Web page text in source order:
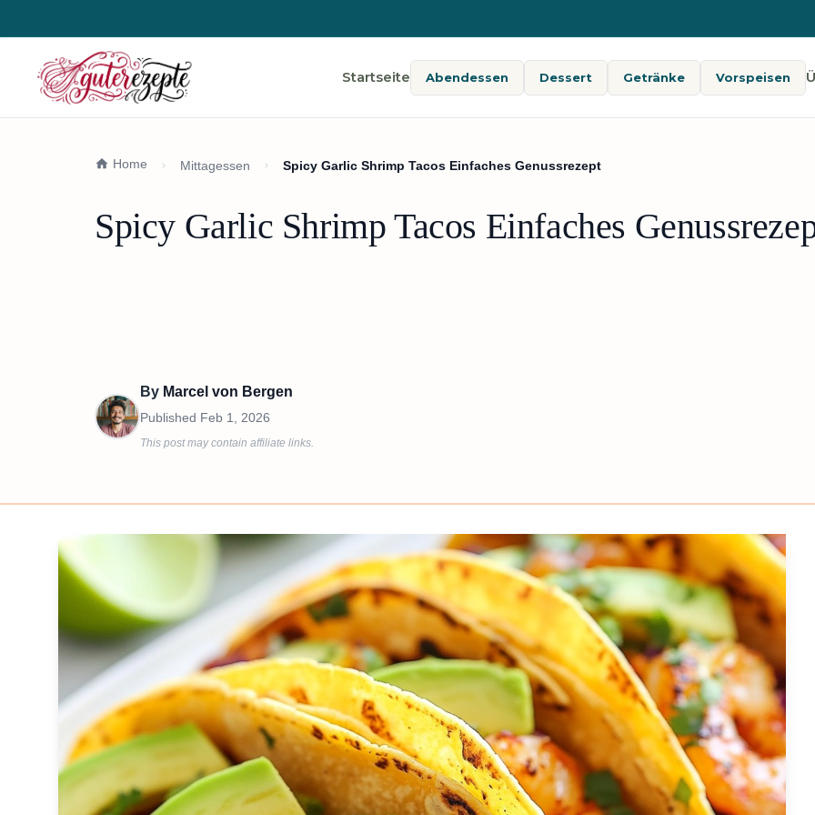
Startseite Abendessen Dessert Getränke Vorspeisen
Home Mittagessen Spicy Garlic Shrimp Tacos Einfaches Genussrezept
Spicy Garlic Shrimp Tacos Einfaches
By Marcel von Bergen
Published Feb 1, 2026
This post may contain affiliate links.